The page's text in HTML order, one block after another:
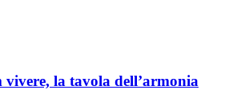
la tavola dell’armonia